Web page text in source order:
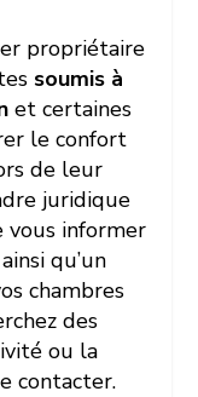
propriétaire
soumis à
et certaines
le confort
de leur
juridique
vous informer
qu’un
chambres
des
ou la
contacter.